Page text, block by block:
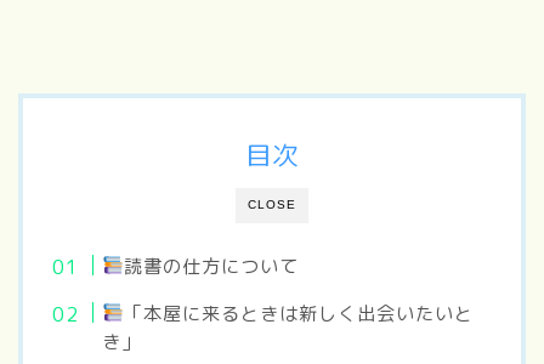
CLOSE
目次
読書の仕方について
「本屋に来るときは新しく出会いたいと
き」